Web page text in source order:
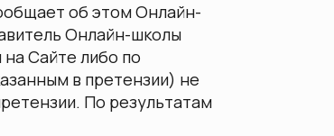
об этом Онлайн-
Онлайн-школы
Сайте либо по
в претензии) не
По результатам